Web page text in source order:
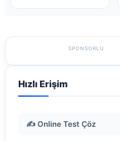
SPONSORLU
Hızlı Erişim
✍️ Online Test Çöz